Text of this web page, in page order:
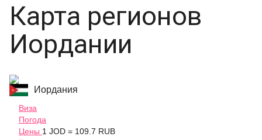
Карта регионов
Иордании
Иордания
Виза
Погода
Цены 1 JOD = 109.7 RUB